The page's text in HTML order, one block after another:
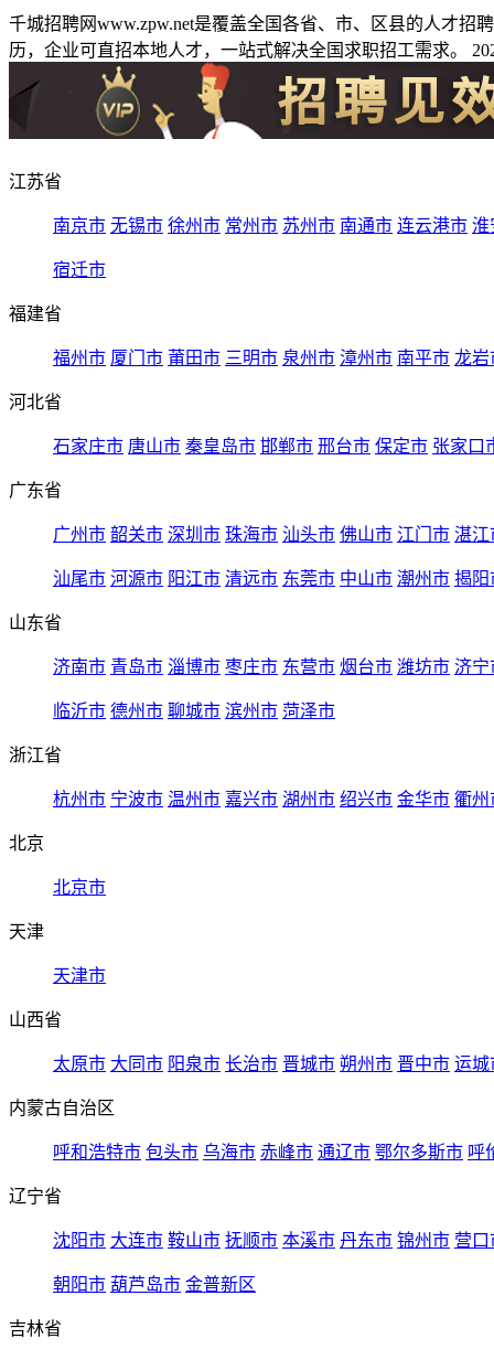
千城招聘网www.zpw.net是覆盖全国各省、市、区县的人才
历，企业可直招本地人才，一站式解决全国求职招工需求。
江苏省
南京市 无锡市 徐州市 常州市 苏州市 南通市 连云港市 淮
宿迁市
福建省
福州市 厦门市 莆田市 三明市 泉州市 漳州市 南平市 龙岩
河北省
石家庄市 唐山市 秦皇岛市 邯郸市 邢台市 保定市 张家口
广东省
广州市 韶关市 深圳市 珠海市 汕头市 佛山市 江门市 湛江
汕尾市 河源市 阳江市 清远市 东莞市 中山市 潮州市 揭阳
山东省
济南市 青岛市 淄博市 枣庄市 东营市 烟台市 潍坊市 济宁
临沂市 德州市 聊城市 滨州市 菏泽市
浙江省
杭州市 宁波市 温州市 嘉兴市 湖州市 绍兴市 金华市 衢州
北京
北京市
天津
天津市
山西省
太原市 大同市 阳泉市 长治市 晋城市 朔州市 晋中市 运城
内蒙古自治区
呼和浩特市 包头市 乌海市 赤峰市 通辽市 鄂尔多斯市 呼
辽宁省
沈阳市 大连市 鞍山市 抚顺市 本溪市 丹东市 锦州市 营口
朝阳市 葫芦岛市 金普新区
吉林省